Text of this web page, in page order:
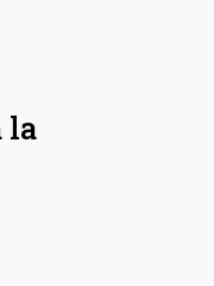
la